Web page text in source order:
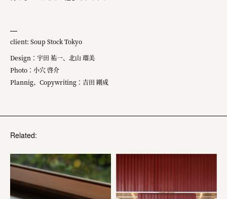
client: Soup Stock Tokyo
Design：宇田 祐一、北山 瑠美
Photo：小穴 啓介
Plannig、Copywriting：吉田 剛成
Related: